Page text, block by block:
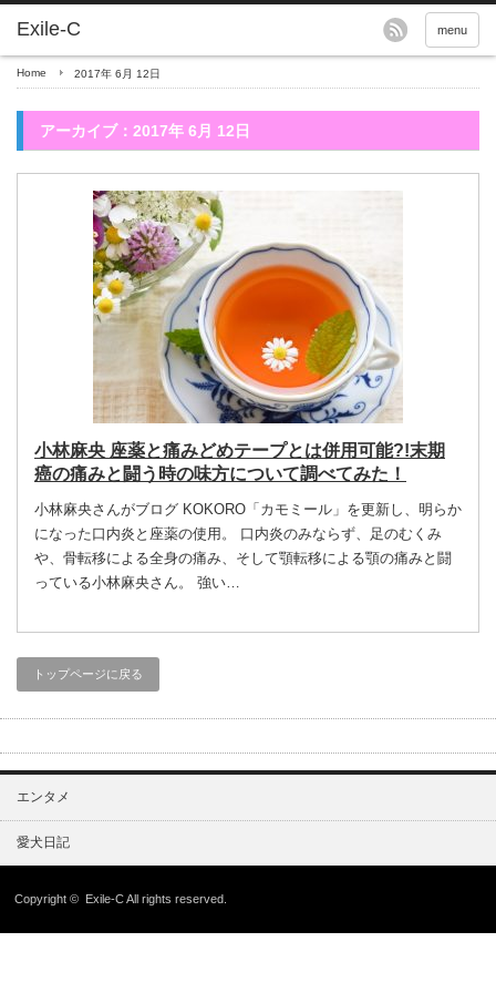
menu
Home 2017年 6月 12日
アーカイブ：2017年 6月 12日
小林麻央 座薬と痛みどめテープとは併用可能?!末期
癌の痛みと闘う時の味方について調べてみた！
小林麻央さんがブログ KOKORO「カモミール」を更新し、明らか
になった口内炎と座薬の使用。 口内炎のみならず、足のむくみ
や、骨転移による全身の痛み、そして顎転移による顎の痛みと闘
っている小林麻央さん。 強い…
トップページに戻る
エンタメ
愛犬日記
Copyright © Exile-CAll rights reserved.